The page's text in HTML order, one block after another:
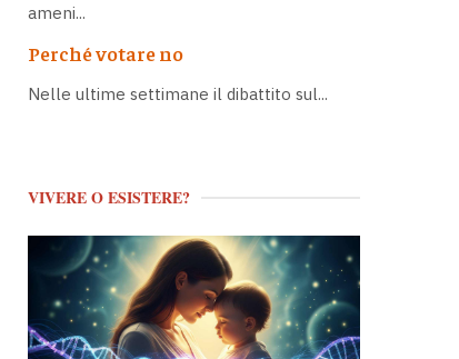
ameni...
Perché votare no
Nelle ultime settimane il dibattito sul...
VIVERE O ESISTERE?